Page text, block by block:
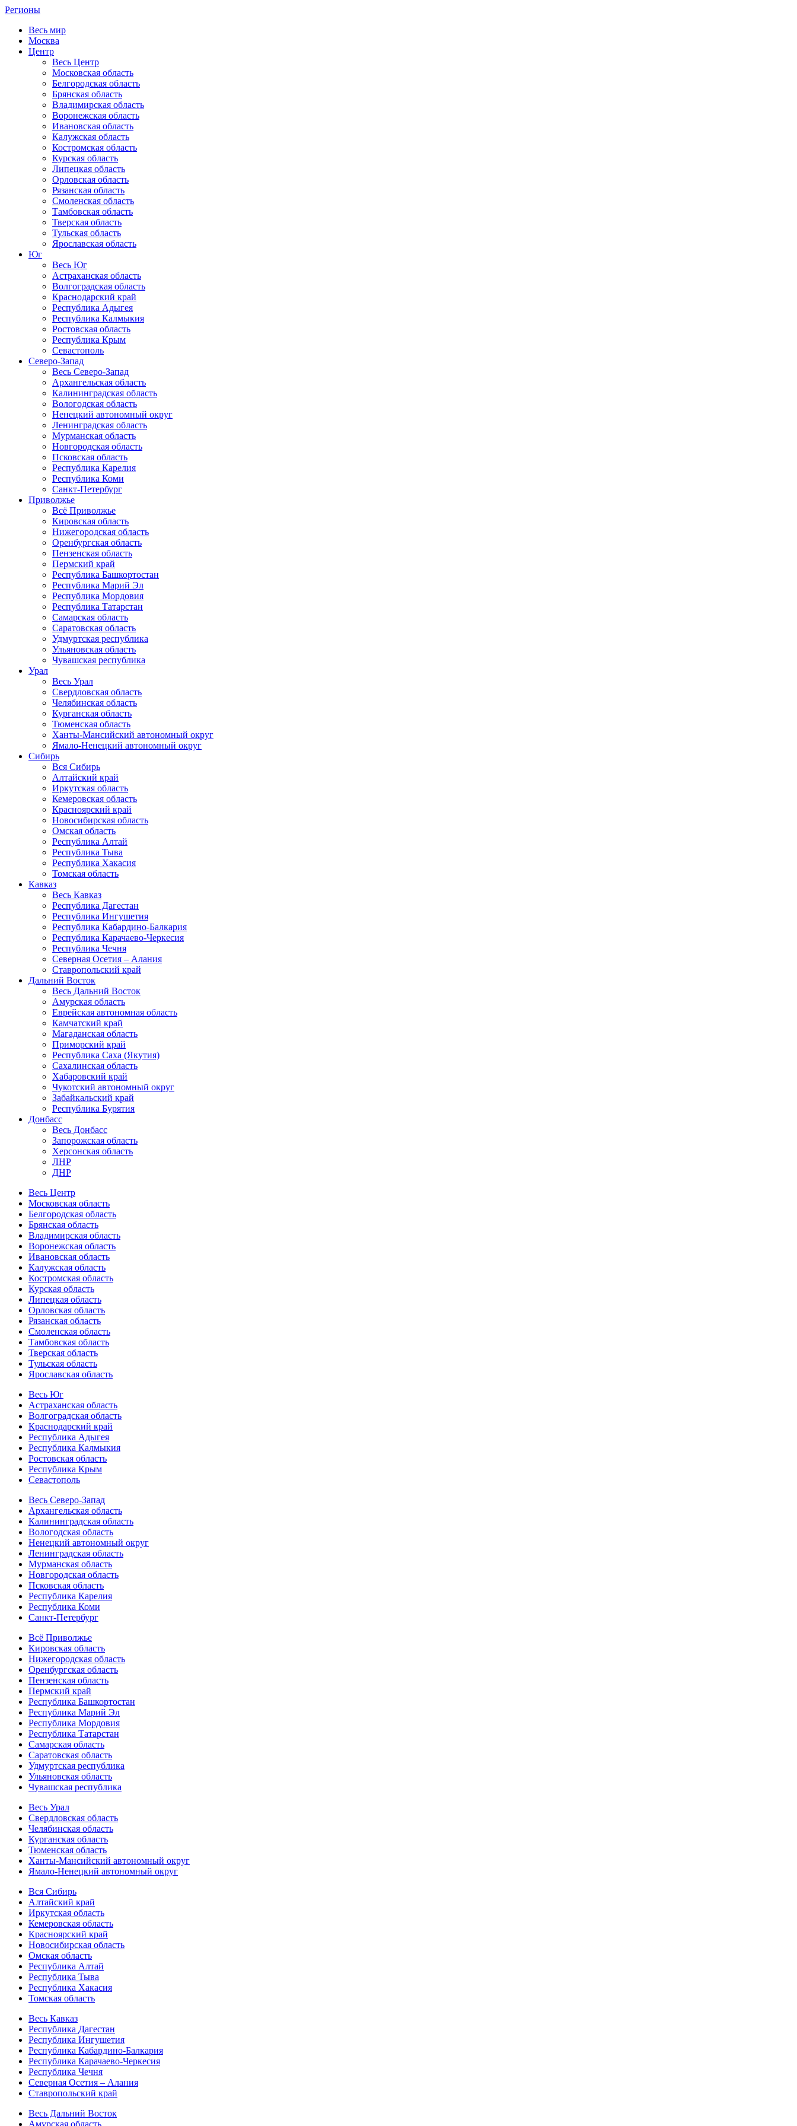
Регионы
Весь мир
Москва
Центр
Весь Центр
Московская область
Белгородская область
Брянская область
Владимирская область
Воронежская область
Ивановская область
Калужская область
Костромская область
Курская область
Липецкая область
Орловская область
Рязанская область
Смоленская область
Тамбовская область
Тверская область
Тульская область
Ярославская область
Юг
Весь Юг
Астраханская область
Волгоградская область
Краснодарский край
Республика Адыгея
Республика Калмыкия
Ростовская область
Республика Крым
Севастополь
Северо-Запад
Весь Северо-Запад
Архангельская область
Калининградская область
Вологодская область
Ненецкий автономный округ
Ленинградская область
Мурманская область
Новгородская область
Псковская область
Республика Карелия
Республика Коми
Санкт-Петербург
Приволжье
Всё Приволжье
Кировская область
Нижегородская область
Оренбургская область
Пензенская область
Пермский край
Республика Башкортостан
Республика Марий Эл
Республика Мордовия
Республика Татарстан
Самарская область
Саратовская область
Удмуртская республика
Ульяновская область
Чувашская республика
Урал
Весь Урал
Свердловская область
Челябинская область
Курганская область
Тюменская область
Ханты-Мансийский автономный округ
Ямало-Ненецкий автономный округ
Сибирь
Вся Сибирь
Алтайский край
Иркутская область
Кемеровская область
Красноярский край
Новосибирская область
Омская область
Республика Алтай
Республика Тыва
Республика Хакасия
Томская область
Кавказ
Весь Кавказ
Республика Дагестан
Республика Ингушетия
Республика Кабардино-Балкария
Республика Карачаево-Черкесия
Республика Чечня
Северная Осетия – Алания
Ставропольский край
Дальний Восток
Весь Дальний Восток
Амурская область
Еврейская автономная область
Камчатский край
Магаданская область
Приморский край
Республика Саха (Якутия)
Сахалинская область
Хабаровский край
Чукотский автономный округ
Забайкальский край
Республика Бурятия
Донбасс
Весь Донбасс
Запорожская область
Херсонская область
ЛНР
ДНР
Весь Центр
Московская область
Белгородская область
Брянская область
Владимирская область
Воронежская область
Ивановская область
Калужская область
Костромская область
Курская область
Липецкая область
Орловская область
Рязанская область
Смоленская область
Тамбовская область
Тверская область
Тульская область
Ярославская область
Весь Юг
Астраханская область
Волгоградская область
Краснодарский край
Республика Адыгея
Республика Калмыкия
Ростовская область
Республика Крым
Севастополь
Весь Северо-Запад
Архангельская область
Калининградская область
Вологодская область
Ненецкий автономный округ
Ленинградская область
Мурманская область
Новгородская область
Псковская область
Республика Карелия
Республика Коми
Санкт-Петербург
Всё Приволжье
Кировская область
Нижегородская область
Оренбургская область
Пензенская область
Пермский край
Республика Башкортостан
Республика Марий Эл
Республика Мордовия
Республика Татарстан
Самарская область
Саратовская область
Удмуртская республика
Ульяновская область
Чувашская республика
Весь Урал
Свердловская область
Челябинская область
Курганская область
Тюменская область
Ханты-Мансийский автономный округ
Ямало-Ненецкий автономный округ
Вся Сибирь
Алтайский край
Иркутская область
Кемеровская область
Красноярский край
Новосибирская область
Омская область
Республика Алтай
Республика Тыва
Республика Хакасия
Томская область
Весь Кавказ
Республика Дагестан
Республика Ингушетия
Республика Кабардино-Балкария
Республика Карачаево-Черкесия
Республика Чечня
Северная Осетия – Алания
Ставропольский край
Весь Дальний Восток
Амурская область